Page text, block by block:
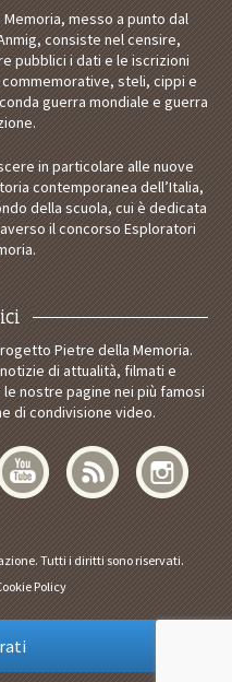
messo a punto dal
consiste nel censire,
pubblici i dati e le iscrizioni
steli, cippi e
guerra mondiale e guerra
in particolare alle nuove
contemporanea dell’Italia,
della scuola, cui è dedicata
il concorso Esploratori
Pietre della Memoria.
di attualità, filmati e
nostre pagine nei più famosi
di condivisione video.
Tutti i diritti sono riservati.
Policy